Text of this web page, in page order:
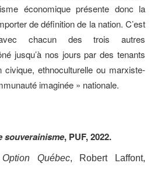
économique présente donc la
de définition de la nation. C’est
chacun des trois autres
jusqu’à nos jours par des tenants
ethnoculturelle ou marxiste-
imaginée » nationale.
souverainisme, PUF, 2022.
Option Québec, Robert Laffont,